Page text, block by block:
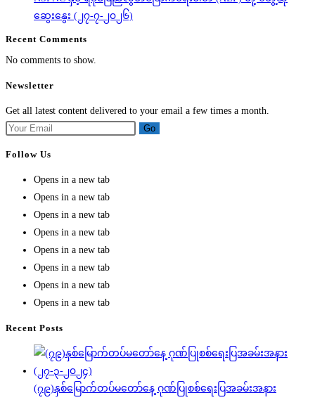
ဆွေးနွေး (၂၇-၇-၂၀၂၆)
Recent Comments
No comments to show.
Newsletter
Get all latest content delivered to your email a few times a month.
Go
Follow Us
Opens in a new tab
Opens in a new tab
Opens in a new tab
Opens in a new tab
Opens in a new tab
Opens in a new tab
Opens in a new tab
Opens in a new tab
Recent Posts
(၇၉)နှစ်မြောက်တပ်မတော်နေ့ ဂုဏ်ပြုစစ်ရေးပြအခမ်းအနား